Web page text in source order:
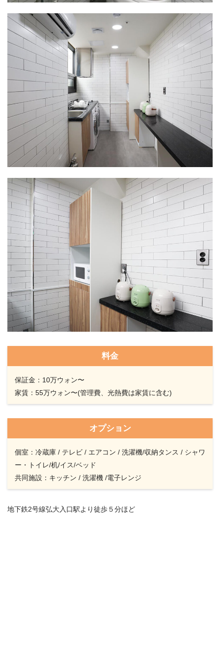
料金
保証金：10万ウォン〜
家賃：55万ウォン〜(管理費、光熱費は家賃に含む)
オプション
個室：冷蔵庫 / テレビ / エアコン / 洗濯機/収納タンス / シャワ
ー・トイレ/机/イス/ベッド
共同施設：キッチン / 洗濯機 /電子レンジ
地下鉄2号線弘大入口駅より徒歩５分ほど